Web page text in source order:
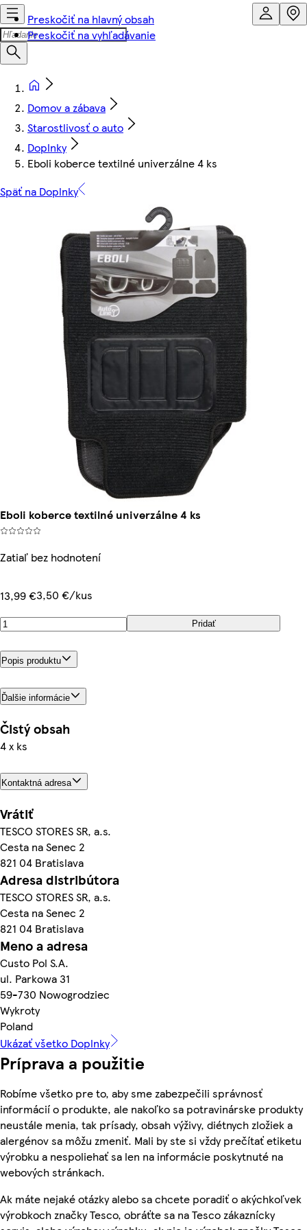
Preskočiť na hlavný obsah
Preskočiť na vyhľadávanie
Domov a zábava
Starostlivosť o auto
Doplnky
Eboli koberce textilné univerzálne 4 ks
Späť na Doplnky
Eboli koberce textilné univerzálne 4 ks
Zatiaľ bez hodnotení
13,99 €3,50 €/kus
Pridať
Popis produktu
Ďalšie informácie
Čistý obsah
4 x ks
Kontaktná adresa
Vrátiť
TESCO STORES SR, a.s.
Cesta na Senec 2
821 04 Bratislava
Adresa distribútora
TESCO STORES SR, a.s.
Cesta na Senec 2
821 04 Bratislava
Meno a adresa
Custo Pol S.A.
ul. Parkowa 31
59-730 Nowogrodziec
Wykroty
Poland
Ukázať všetko Doplnky
Príprava a použitie
Robíme všetko pre to, aby sme zabezpečili správnosť
informácií o produkte, ale nakoľko sa potravinárske produkty
neustále menia, tak prísady, obsah výživy, diétnych zložiek a
alergénov sa môžu zmeniť. Mali by ste si vždy prečítať etiketu
výrobku a nespoliehať sa len na informácie poskytnuté na
webových stránkach.
Ak máte nejaké otázky alebo sa chcete poradiť o akýchkoľvek
výrobkoch značky Tesco, obráťte sa na Tesco zákaznícky